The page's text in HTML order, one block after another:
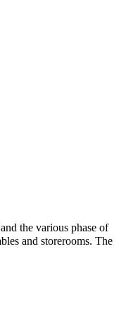
the various phase of
and storerooms. The